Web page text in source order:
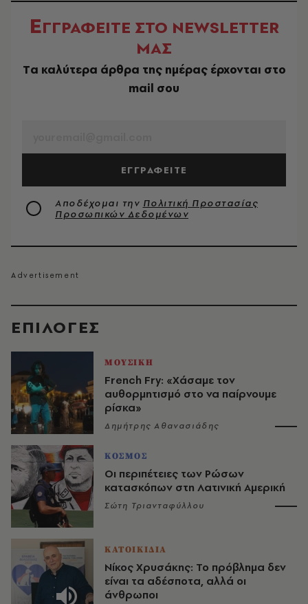
EΠΙΛΟΓΈΣ
ΜΟΥΣΙΚΗ
French Fry: «Χάσαμε τον
αυθορμητισμό στο να παίρνουμε
ρίσκα»
Δημήτρης Αθανασιάδης
ΚΟΣΜΟΣ
Οι περιπέτειες των Ρώσων
κατασκόπων στη Λατινική Αμερική
Σώτη Τριανταφύλλου
ΚΑΤΟΙΚΙΔΙΑ
Νίκος Χρυσάκης: Το πρόβλημα δεν
είναι τα αδέσποτα, αλλά οι
άνθρωποι
ΕΓΓΡΑΦΕΙΤΕ ΣΤΟ NEWSLETTER
ΜΑΣ
Tα καλύτερα άρθρα της ημέρας έρχονται στο
mail σου
ΕΓΓΡΑΦΕΙΤΕ
Αποδέχομαι την Πολιτική Προστασίας
Προσωπικών Δεδομένων